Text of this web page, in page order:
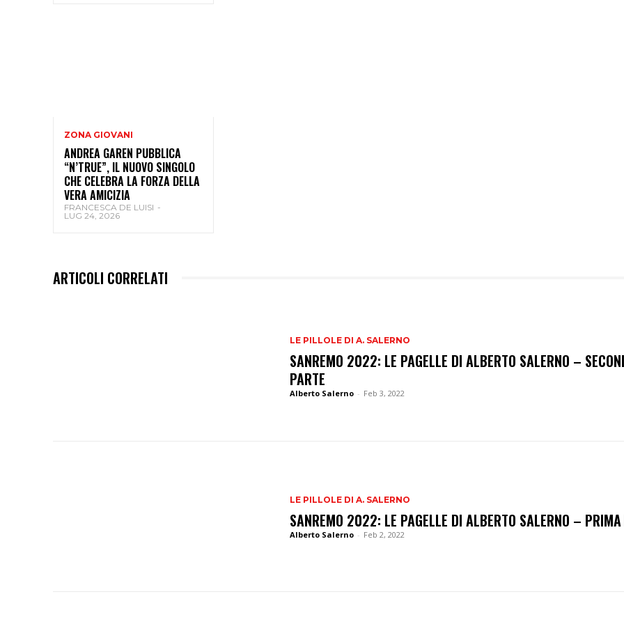
ZONA GIOVANI
ANDREA GAREN PUBBLICA
“N’TRUE”, IL NUOVO SINGOLO
CHE CELEBRA LA FORZA DELLA
VERA AMICIZIA
FRANCESCA DE LUISI -
LUG 24, 2026
ARTICOLI CORRELATI
LE PILLOLE DI A. SALERNO
SANREMO 2022: LE PAGELLE DI ALBERTO SALERNO –
PARTE
Alberto Salerno - Feb 3, 2022
LE PILLOLE DI A. SALERNO
SANREMO 2022: LE PAGELLE DI ALBERTO SALERNO –
Alberto Salerno - Feb 2, 2022